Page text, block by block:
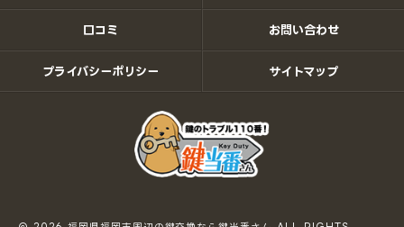
口コミ お問い合わせ
プライバシーポリシー サイトマップ